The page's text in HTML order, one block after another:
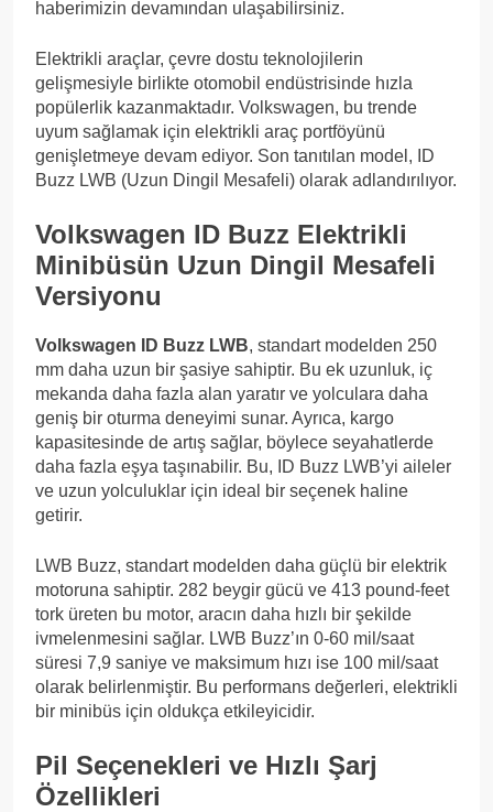
haberimizin devamından ulaşabilirsiniz.
Elektrikli araçlar, çevre dostu teknolojilerin
gelişmesiyle birlikte otomobil endüstrisinde hızla
popülerlik kazanmaktadır. Volkswagen, bu trende
uyum sağlamak için elektrikli araç portföyünü
genişletmeye devam ediyor. Son tanıtılan model, ID
Buzz LWB (Uzun Dingil Mesafeli) olarak adlandırılıyor.
Volkswagen ID Buzz Elektrikli
Minibüsün Uzun Dingil Mesafeli
Versiyonu
Volkswagen ID Buzz LWB, standart modelden 250
mm daha uzun bir şasiye sahiptir. Bu ek uzunluk, iç
mekanda daha fazla alan yaratır ve yolculara daha
geniş bir oturma deneyimi sunar. Ayrıca, kargo
kapasitesinde de artış sağlar, böylece seyahatlerde
daha fazla eşya taşınabilir. Bu, ID Buzz LWB’yi aileler
ve uzun yolculuklar için ideal bir seçenek haline
getirir.
LWB Buzz, standart modelden daha güçlü bir elektrik
motoruna sahiptir. 282 beygir gücü ve 413 pound-feet
tork üreten bu motor, aracın daha hızlı bir şekilde
ivmelenmesini sağlar. LWB Buzz’ın 0-60 mil/saat
süresi 7,9 saniye ve maksimum hızı ise 100 mil/saat
olarak belirlenmiştir. Bu performans değerleri, elektrikli
bir minibüs için oldukça etkileyicidir.
Pil Seçenekleri ve Hızlı Şarj
Özellikleri